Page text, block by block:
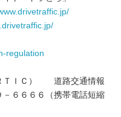
regulation
ＲＴＩＣ） 道路交通情報
６６６６（携帯電話短縮